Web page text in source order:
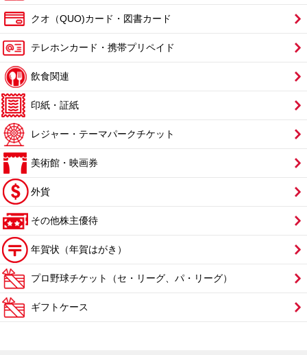
クオ（QUO)カード・図書カード
テレホンカード・携帯プリペイド
飲食関連
印紙・証紙
レジャー・テーマパークチケット
美術館・映画券
外貨
その他株主優待
年賀状（年賀はがき）
プロ野球チケット（セ・リーグ、パ・リーグ）
ギフトケース